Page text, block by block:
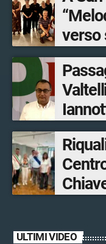
verso
ULTIMI VIDEO